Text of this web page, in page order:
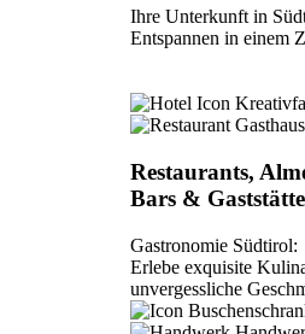
Ihre Unterkunft in
Entspannen in einem
Restaurants,
Bars &
Gastronomie Südtirol:
Erlebe exquisite
unvergessliche